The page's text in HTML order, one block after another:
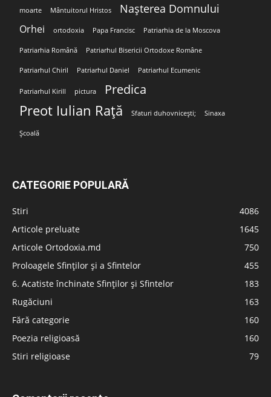
moarte Mântuitorul Hristos Nașterea Domnului
Orhei ortodoxia Papa Francisc Patriarhia de la Moscova
Patriarhia Română Patriarhul Bisericii Ortodoxe Române
Patriarhul Chiril Patriarhul Daniel Patriarhul Ecumenic
Patriarhul Kirill pictura Predica
Preot Iulian Rață Sfaturi duhovnicești; Sinaxa
Școală
CATEGORIE POPULARĂ
Stiri
4086
Articole preluate
1645
Articole Ortodoxia.md
750
Proloagele Sfinților și a Sfintelor
455
6. Acatiste închinate Sfinților și Sfintelor
183
Rugăciuni
163
Fără categorie
160
Poezia religioasă
160
Stiri religioase
79